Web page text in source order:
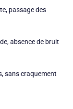
passage des
absence de bruit
sans craquement